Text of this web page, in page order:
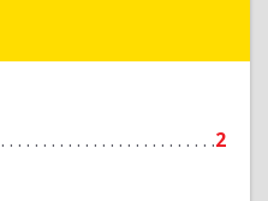
2
Тюмень г, Красных